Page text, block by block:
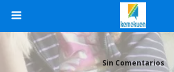
Sin Comentarios